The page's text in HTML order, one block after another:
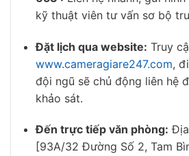
kỹ thuật viên tư vấn sơ bộ
Đặt lịch qua website: Truy
www.cameragiare247.com,
đội ngũ sẽ chủ động liên hệ
khảo sát.
Đến trực tiếp văn phòng:
[93A/32 Đường Số 2, Tam